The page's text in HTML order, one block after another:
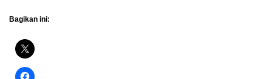
Bagikan ini: